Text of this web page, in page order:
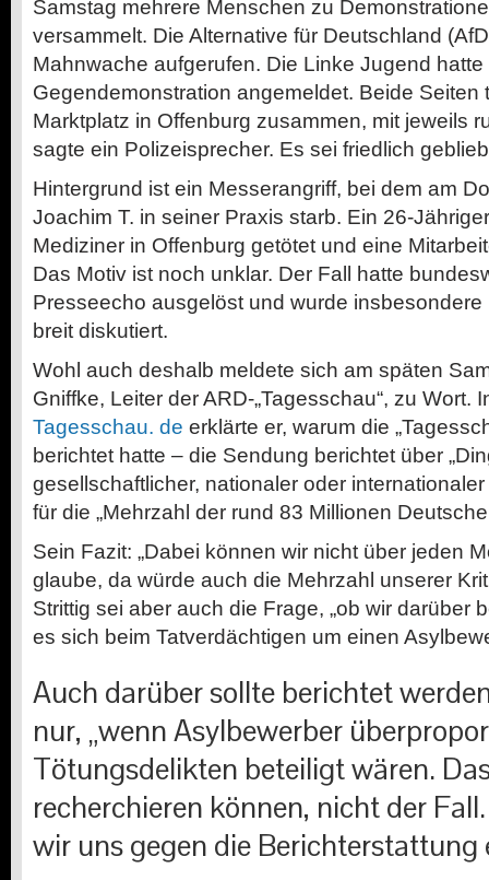
Samstag mehrere Menschen zu
versammelt. Die Alternative für Deutschland
Mahnwache aufgerufen. Die Linke Jugend
Gegendemonstration angemeldet. Beide Seiten
Marktplatz in Offenburg zusammen, mit jeweils
sagte ein Polizeisprecher. Es sei friedlich
Hintergrund ist ein Messerangriff, bei dem am
Joachim T. in seiner Praxis starb. Ein 26-
Mediziner in Offenburg getötet und eine
Das Motiv ist noch unklar. Der Fall hatte
Presseecho ausgelöst und wurde
breit diskutiert.
Wohl auch deshalb meldete sich am späten
Gniffke, Leiter der ARD-„Tagesschau“, zu Wort.
Tagesschau. de erklärte er, warum die
berichtet hatte – die Sendung berichtet über
gesellschaftlicher, nationaler oder
für die „Mehrzahl der rund 83 Millionen
Sein Fazit: „Dabei können wir nicht über jeden
glaube, da würde auch die Mehrzahl unserer
Strittig sei aber auch die Frage, „ob wir darüber
es sich beim Tatverdächtigen um einen
Auch darüber sollte berichtet
nur, „wenn Asylbewerber
Tötungsdelikten beteiligt wären.
recherchieren können, nicht der
wir uns gegen die Berichterstattung